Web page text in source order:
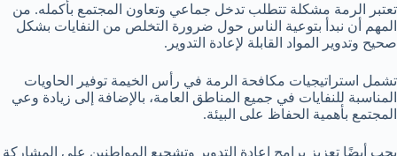
تعتبر الرمة مشكلة تتطلب تدخل جماعي وتعاون المجتمع بأكمله. من
المهم أن نبدأ بتوعية الناس حول ضرورة التخلص من النفايات بشكل
صحيح وتدوير المواد القابلة لإعادة التدوير.
تشمل استراتيجيات مكافحة الرمة في رأس الخيمة توفير الحاويات
المناسبة للنفايات في جميع المناطق العامة، بالإضافة إلى زيادة وعي
المجتمع بأهمية الحفاظ على البيئة.
يجب أيضًا تعزيز برامج إعادة التدوير وتشجيع المواطنين على المشاركة